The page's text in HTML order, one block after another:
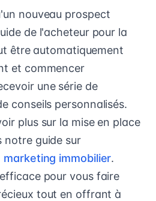
nouveau prospect
de l'acheteur pour la
être automatiquement
et commencer
une série de
conseils personnalisés.
plus sur la mise en place
notre guide sur
immobilier.
pour vous faire
tout en offrant à